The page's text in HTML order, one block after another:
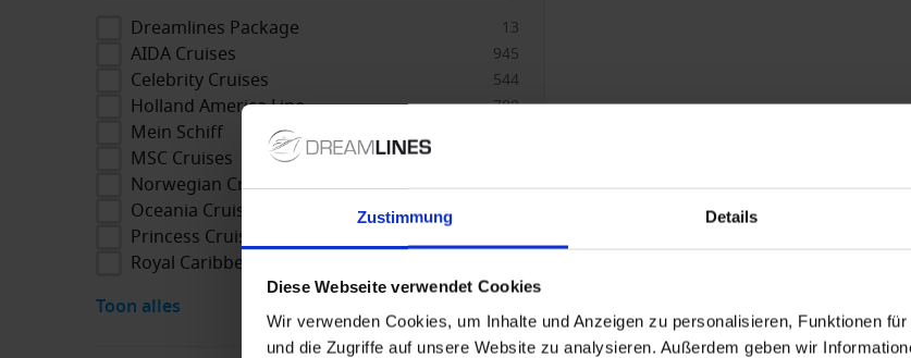
Zustimmung Details
Diese Webseite verwendet Cookies
Wir verwenden Cookies, um Inhalte und Anzeigen zu personalisieren, Funktionen
und die Zugriffe auf unsere Website zu analysieren. Außerdem geben wir
Dreamlines Package 13
AIDA Cruises 945
Celebrity Cruises 544
Holland America Line 780
Mein Schiff
MSC Cruises
Norwegian Cruise Line 577
Oceania Cruises
Princess Cruises
Royal Caribbean
Toon alles
Zuidoost-Azië vanaf Singapore,